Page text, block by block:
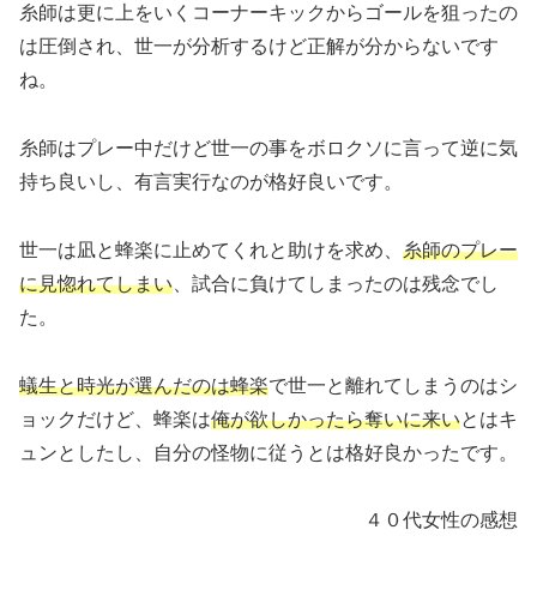
糸師は更に上をいくコーナーキックからゴールを狙ったの
は圧倒され、世一が分析するけど正解が分からないです
ね。
糸師はプレー中だけど世一の事をボロクソに言って逆に気
持ち良いし、有言実行なのが格好良いです。
世一は凪と蜂楽に止めてくれと助けを求め、 糸師のプレー
に見惚れてしまい 、試合に負けてしまったのは残念でし
た。
蟻生と時光が選んだのは蜂楽で世一と離れてしまうのはシ
ョックだけど、蜂楽は俺が欲しかったら奪いに来いとはキ
ュンとしたし、自分の怪物に従うとは格好良かったです。
４０代女性の感想